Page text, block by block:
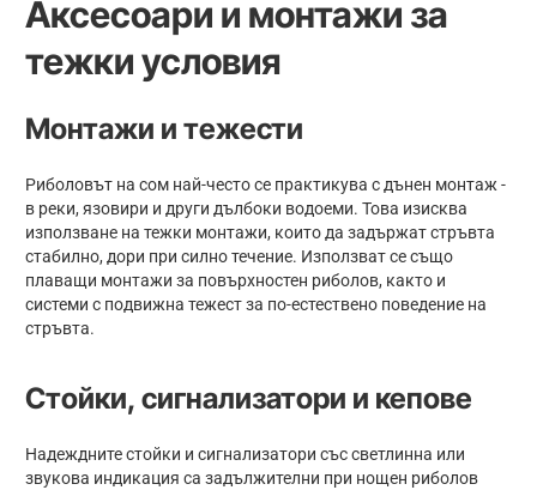
Аксесоари и монтажи за
тежки условия
Монтажи и тежести
Риболовът на сом най-често се практикува с дънен монтаж -
в реки, язовири и други дълбоки водоеми. Това изисква
използване на тежки монтажи, които да задържат стръвта
стабилно, дори при силно течение. Използват се също
плаващи монтажи за повърхностен риболов, както и
системи с подвижна тежест за по-естествено поведение на
стръвта.
Стойки, сигнализатори и кепове
Надеждните стойки и сигнализатори със светлинна или
звукова индикация са задължителни при нощен риболов